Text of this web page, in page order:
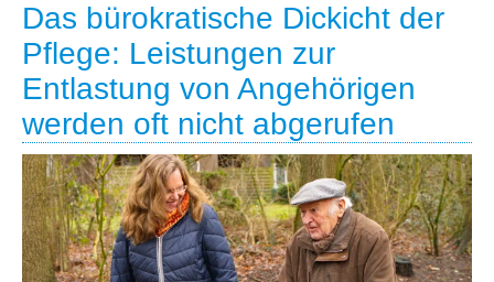
Das bürokratische Dickicht der
Pflege: Leistungen zur
Entlastung von Angehörigen
werden oft nicht abgerufen